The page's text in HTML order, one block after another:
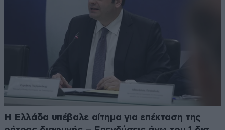
Η Ελλάδα υπέβαλε αίτημα για επέκταση της